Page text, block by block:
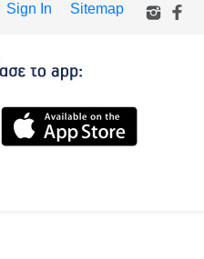
Sign In Sitemap